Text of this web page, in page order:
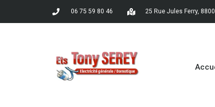
06 75 59 80 46 25 Rue Jules Ferry,